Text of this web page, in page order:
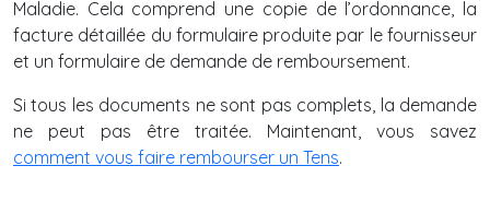
Maladie. Cela comprend une copie de l’ordonnance, la
facture détaillée du formulaire produite par le fournisseur
et un formulaire de demande de remboursement.
Si tous les documents ne sont pas complets, la demande
ne peut pas être traitée. Maintenant, vous savez
comment vous faire rembourser un Tens.